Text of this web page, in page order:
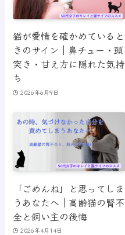
猫が愛情を確かめていると
きのサイン｜鼻チュー・頭
突き・甘え方に隠れた気持
ち
2026年6月9日
「ごめんね」と思ってしま
うあなたへ｜高齢猫の腎不
全と飼い主の後悔
2026年4月14日